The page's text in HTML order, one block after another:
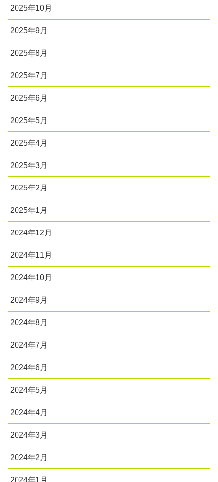
2025年10月
2025年9月
2025年8月
2025年7月
2025年6月
2025年5月
2025年4月
2025年3月
2025年2月
2025年1月
2024年12月
2024年11月
2024年10月
2024年9月
2024年8月
2024年7月
2024年6月
2024年5月
2024年4月
2024年3月
2024年2月
2024年1月